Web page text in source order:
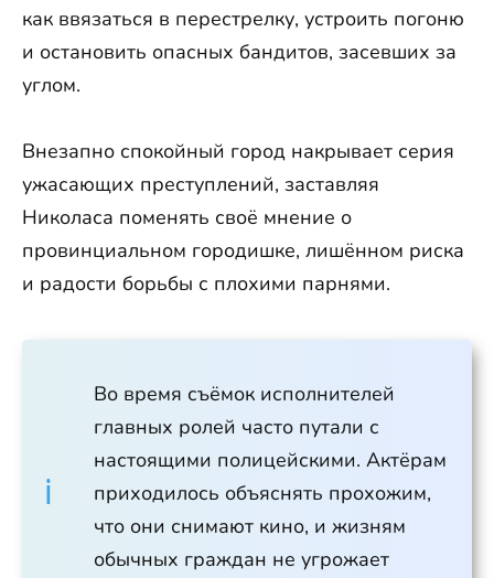
как ввязаться в перестрелку, устроить погоню
и остановить опасных бандитов, засевших за
углом.
Внезапно спокойный город накрывает серия
ужасающих преступлений, заставляя
Николаса поменять своё мнение о
провинциальном городишке, лишённом риска
и радости борьбы с плохими парнями.
Во время съёмок исполнителей
главных ролей часто путали с
настоящими полицейскими. Актёрам
приходилось объяснять прохожим,
что они снимают кино, и жизням
обычных граждан не угрожает